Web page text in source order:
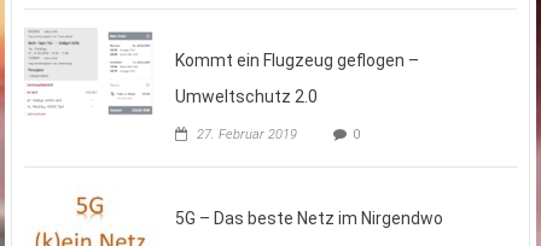
Kommt ein Flugzeug geflogen –
Umweltschutz 2.0
27. Februar 2019 0
5G – Das beste Netz im Nirgendwo